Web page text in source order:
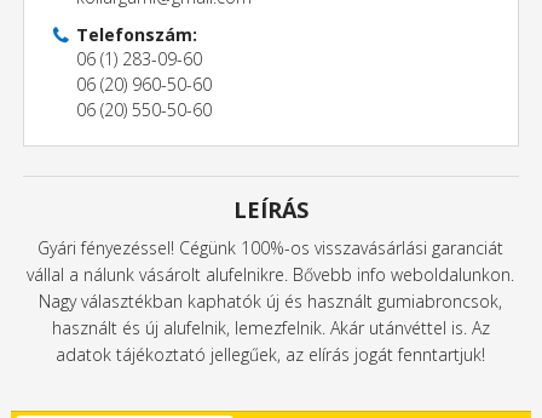
Telefonszám:
06 (1) 283-09-60
06 (20) 960-50-60
06 (20) 550-50-60
LEÍRÁS
Gyári fényezéssel! Cégünk 100%-os visszavásárlási garanciát
vállal a nálunk vásárolt alufelnikre. Bővebb info weboldalunkon.
Nagy választékban kaphatók új és használt gumiabroncsok,
használt és új alufelnik, lemezfelnik. Akár utánvéttel is. Az
adatok tájékoztató jellegűek, az elírás jogát fenntartjuk!